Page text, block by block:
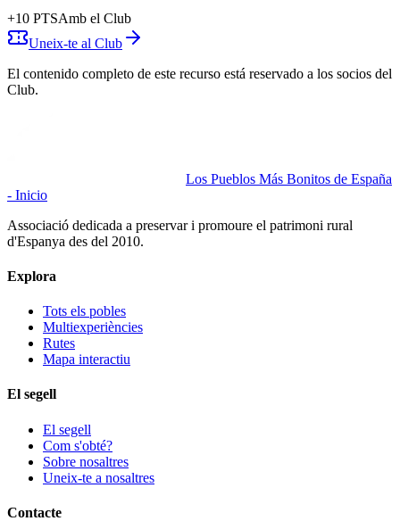
+10 PTSAmb el Club
Uneix-te al Club
El contenido completo de este recurso está reservado a los socios del
Club.
Los Pueblos Más Bonitos de España
- Inicio
Associació dedicada a preservar i promoure el patrimoni rural
d'Espanya des del 2010.
Explora
Tots els pobles
Multiexperiències
Rutes
Mapa interactiu
El segell
El segell
Com s'obté?
Sobre nosaltres
Uneix-te a nosaltres
Contacte